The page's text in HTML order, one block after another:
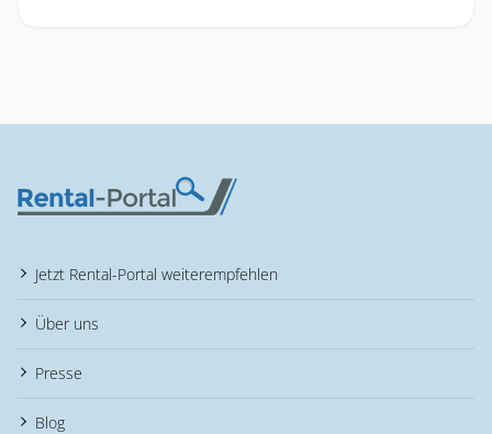
Jetzt Rental-Portal weiterempfehlen
Über uns
Presse
Blog